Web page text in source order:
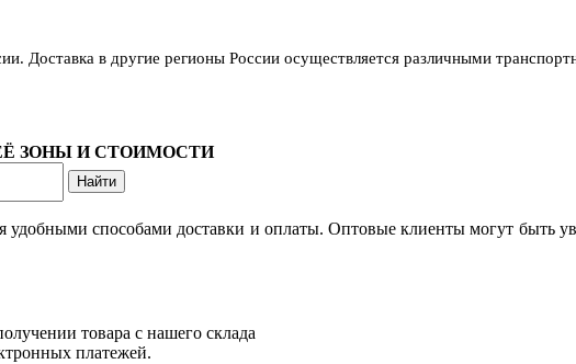
Доставка в другие регионы России осуществляется различными
ЗОНЫ И СТОИМОСТИ
удобными способами доставки и оплаты. Оптовые клиенты могут быть
товара с нашего склада
платежей.